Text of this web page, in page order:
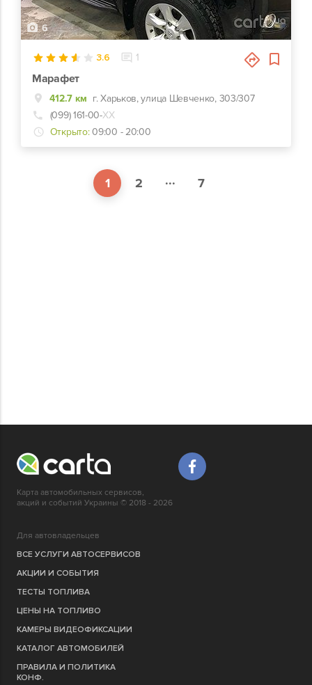
6
3.6 1
Марафет
412.7 км г. Харьков, улица Шевченко, 303/307
(099) 161-00-ХХ
Открыто: 09:00 - 20:00
1 2 ... 7
Карта автомобильных сервисов,
акций и событий Украины © 2018 - 2026
Для автовладельцев
ВСЕ УСЛУГИ АВТОСЕРВИСОВ
АКЦИИ И СОБЫТИЯ
ТЕСТЫ ТОПЛИВА
ЦЕНЫ НА ТОПЛИВО
КАМЕРЫ ВИДЕОФИКСАЦИИ
КАТАЛОГ АВТОМОБИЛЕЙ
ПРАВИЛА И ПОЛИТИКА
КОНФ.